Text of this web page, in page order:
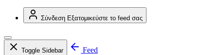
Σύνδεση Εξατομικεύστε το feed σας
Toggle Sidebar
Feed